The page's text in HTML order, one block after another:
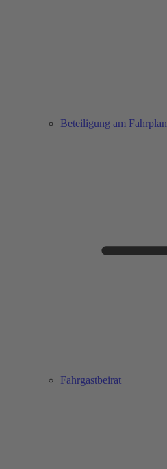
Beteiligung am Fahrplan
Fahrgastbeirat